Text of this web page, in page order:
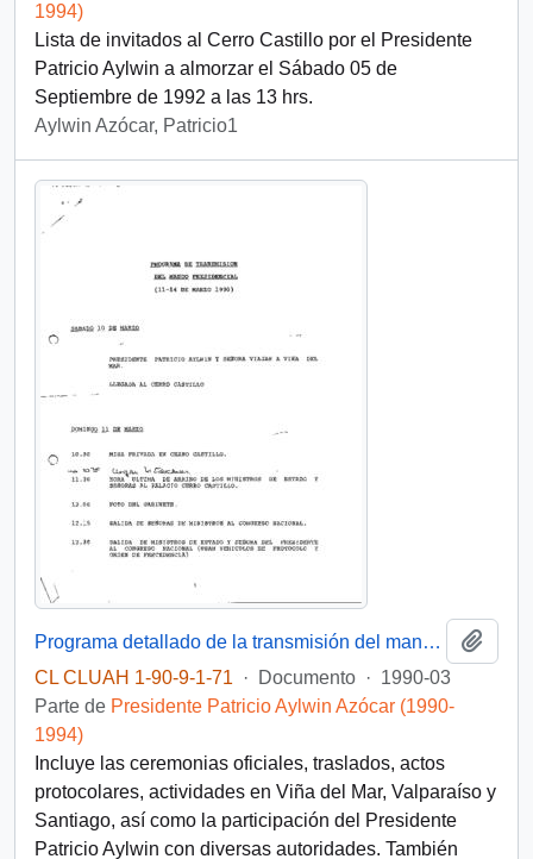
1994)
Lista de invitados al Cerro Castillo por el Presidente
Patricio Aylwin a almorzar el Sábado 05 de
Septiembre de 1992 a las 13 hrs.
Aylwin Azócar, Patricio1
Programa detallado de la transmisión del mando presidencial [Chile] realizada entre el 11 y el 14 de marzo de 1990
CL CLUAH 1-90-9-1-71
· Documento · 1990-03
Parte de Presidente Patricio Aylwin Azócar (1990-
1994)
Incluye las ceremonias oficiales, traslados, actos
protocolares, actividades en Viña del Mar, Valparaíso y
Santiago, así como la participación del Presidente
Patricio Aylwin con diversas autoridades. También